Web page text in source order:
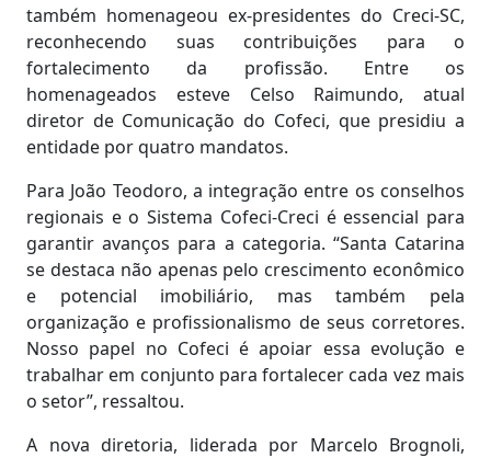
também homenageou ex-presidentes do Creci-SC,
reconhecendo suas contribuições para o
fortalecimento da profissão. Entre os
homenageados esteve Celso Raimundo, atual
diretor de Comunicação do Cofeci, que presidiu a
entidade por quatro mandatos.
Para João Teodoro, a integração entre os conselhos
regionais e o Sistema Cofeci-Creci é essencial para
garantir avanços para a categoria. “Santa Catarina
se destaca não apenas pelo crescimento econômico
e potencial imobiliário, mas também pela
organização e profissionalismo de seus corretores.
Nosso papel no Cofeci é apoiar essa evolução e
trabalhar em conjunto para fortalecer cada vez mais
o setor”, ressaltou.
A nova diretoria, liderada por Marcelo Brognoli,